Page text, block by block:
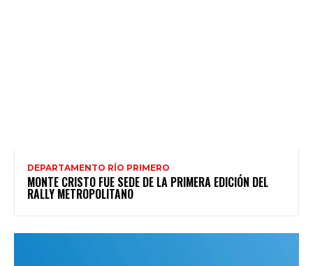
DEPARTAMENTO RÍO PRIMERO
MONTE CRISTO FUE SEDE DE LA PRIMERA EDICIÓN DEL
RALLY METROPOLITANO